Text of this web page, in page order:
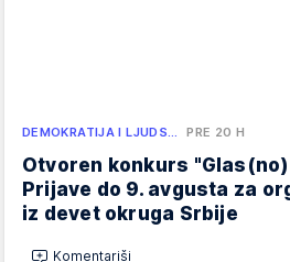
DEMOKRATIJA I LJUDS… PRE 20 H
Otvoren konkurs
Prijave do 9. avgusta za
iz devet okruga Srbije
Komentariši